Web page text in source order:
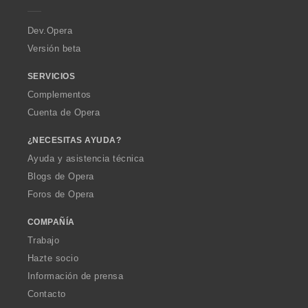
a
Dev.Opera
Versión beta
SERVICIOS
Complementos
Cuenta de Opera
¿NECESITAS AYUDA?
Ayuda y asistencia técnica
Blogs de Opera
Foros de Opera
COMPAÑÍA
Trabajo
Hazte socio
Información de prensa
Contacto